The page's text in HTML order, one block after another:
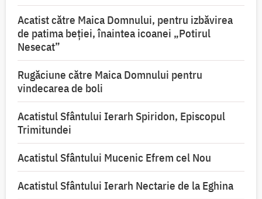
Acatist către Maica Domnului, pentru izbăvirea
de patima beției, înaintea icoanei „Potirul
Nesecat”
Rugăciune către Maica Domnului pentru
vindecarea de boli
Acatistul Sfântului Ierarh Spiridon, Episcopul
Trimitundei
Acatistul Sfântului Mucenic Efrem cel Nou
Acatistul Sfântului Ierarh Nectarie de la Eghina